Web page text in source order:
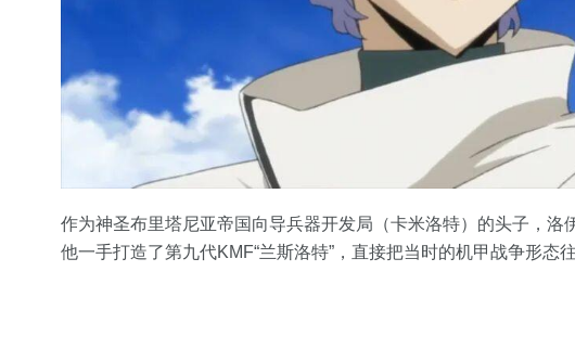
作为神圣布里塔尼亚帝国向导兵器开发局（卡米洛特）的头子，洛
他一手打造了第九代KMF“兰斯洛特”，直接把当时的机甲战争形态